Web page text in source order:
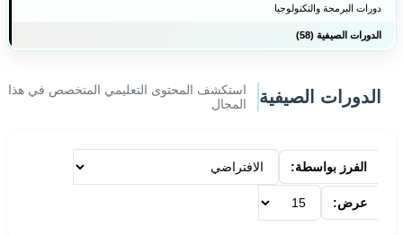
دورات البرمجة والتكنولوجيا
الدورات الصيفية (58)
الدورات الصيفية
استكشف المحتوى التعليمي المتخصص في هذا
المجال
الفرز بواسطة:
عرض: